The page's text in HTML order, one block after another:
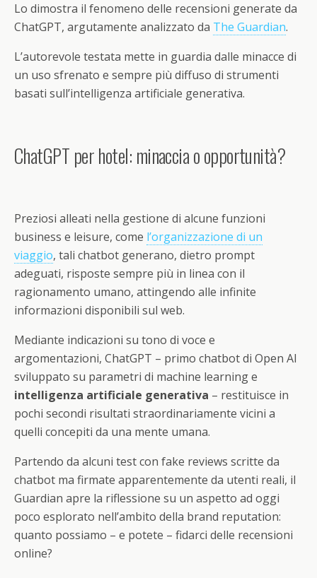
Lo dimostra il fenomeno delle recensioni generate da
ChatGPT, argutamente analizzato da The Guardian.
L’autorevole testata mette in guardia dalle minacce di
un uso sfrenato e sempre più diffuso di strumenti
basati sull’intelligenza artificiale generativa.
ChatGPT per hotel: minaccia o opportunità?
Preziosi alleati nella gestione di alcune funzioni
business e leisure, come l’organizzazione di un
viaggio, tali chatbot generano, dietro prompt
adeguati, risposte sempre più in linea con il
ragionamento umano, attingendo alle infinite
informazioni disponibili sul web.
Mediante indicazioni su tono di voce e
argomentazioni, ChatGPT – primo chatbot di Open AI
sviluppato su parametri di machine learning e
intelligenza artificiale generativa – restituisce in
pochi secondi risultati straordinariamente vicini a
quelli concepiti da una mente umana.
Partendo da alcuni test con fake reviews scritte da
chatbot ma firmate apparentemente da utenti reali, il
Guardian apre la riflessione su un aspetto ad oggi
poco esplorato nell’ambito della brand reputation:
quanto possiamo – e potete – fidarci delle recensioni
online?